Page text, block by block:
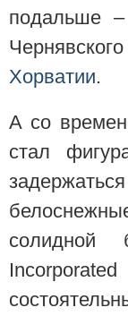
подальше
Хорватии.
А со
стал
солидной